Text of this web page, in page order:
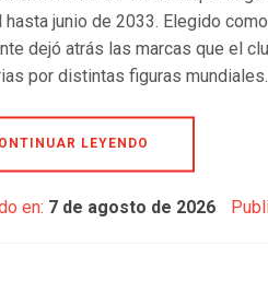
hasta junio de 2033. Elegido
dejó atrás las marcas que el
por distintas figuras
LEYENDO
en: 7 de agosto de 2026